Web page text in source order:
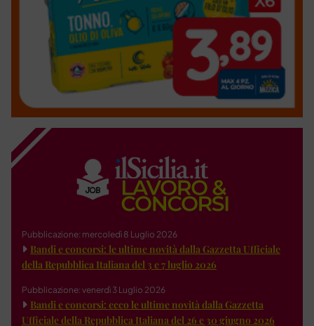
Pubblicazione: mercoledì 8 Luglio 2026
Bandi e concorsi: le ultime novità dalla Gazzetta Ufficiale
della Repubblica Italiana del 3 e 7 luglio 2026
Pubblicazione: venerdì 3 Luglio 2026
Bandi e concorsi: ecco le ultime novità dalla Gazzetta
Ufficiale della Repubblica Italiana del 26 e 30 giugno 2026